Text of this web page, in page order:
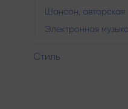
Шансон, авторская
Электронная музыка
Стиль